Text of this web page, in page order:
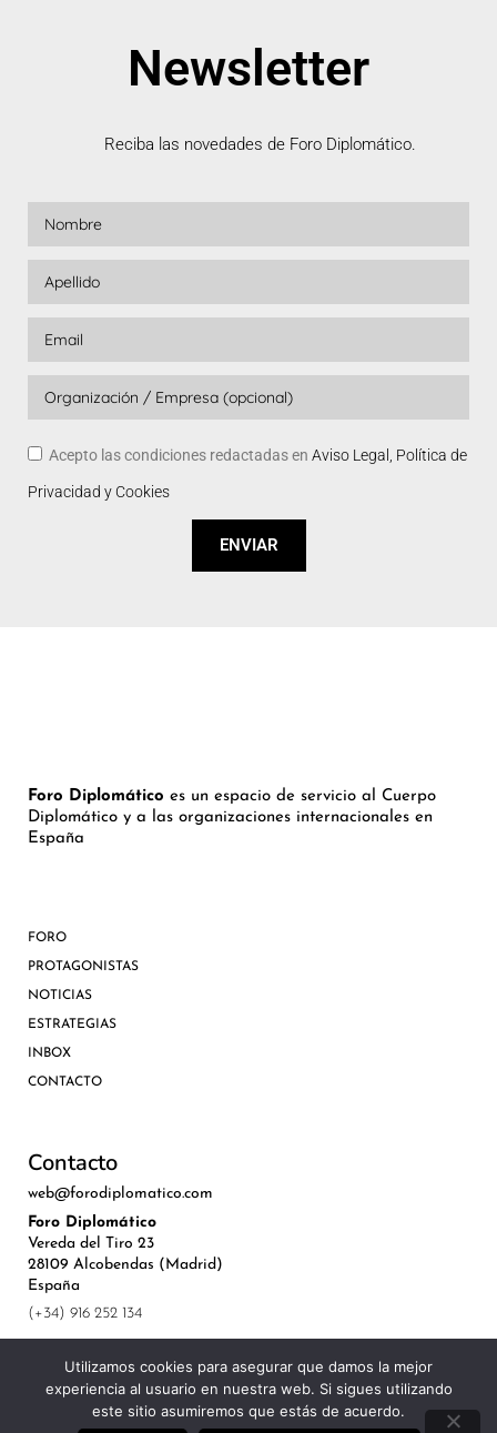
Newsletter
Reciba las novedades de Foro Diplomático.
Acepto las condiciones redactadas en Aviso Legal, Política de
Privacidad y Cookies
ENVIAR
Foro Diplomático es un espacio de servicio al Cuerpo
Diplomático y a las organizaciones internacionales en
España
FORO
PROTAGONISTAS
NOTICIAS
ESTRATEGIAS
INBOX
CONTACTO
Contacto
web@forodiplomatico.com
Foro Diplomático
Vereda del Tiro 23
28109 Alcobendas (Madrid)
España
(+34) 916 252 134
Utilizamos cookies para asegurar que damos la mejor
experiencia al usuario en nuestra web. Si sigues utilizando
este sitio asumiremos que estás de acuerdo.